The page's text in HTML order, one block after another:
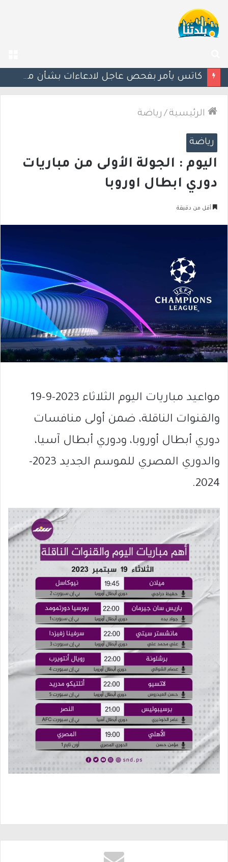
عن
إستعدوا : موجة حر جديدة تضرب البلاد
الرئيسية / رياضة
رياضة
اليوم : الجولة الأولى من مباريات
دوري ابطال اوروبا
أقل من دقيقة
مواعيد مباريات اليوم الثلاثاء 2023-9-19
والقنوات الناقلة، ضمن أولى منافسات
دوري أبطال أوروبا، ودوري أبطال آسيا،
والدوري المصري للموسم الجديد 2023-
2024.